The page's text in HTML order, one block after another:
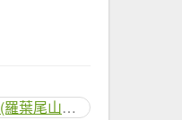
羅馬縱走 (羅葉尾山、馬武佐野郡山)